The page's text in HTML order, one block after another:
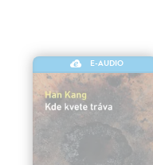
E-AUDIO